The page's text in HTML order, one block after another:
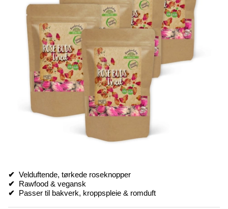
✔ Velduftende, tørkede roseknopper
✔ Rawfood & vegansk
✔
Passer til bakverk, kroppspleie & romduft